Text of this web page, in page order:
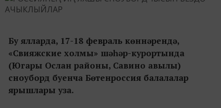
Бу ялларда, 17-18 февраль көннәрендә,
«Свияжские холмы» шәһәр-курортында
(Югары Ослан районы, Савино авылы)
сноуборд буенча Бөтенроссия балалалар
ярышлары уза.